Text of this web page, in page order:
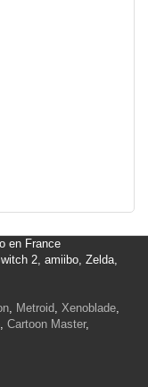
en France
2, amiibo, Zelda,
, Metroid, Xenoblade,
, Cartoon Master,